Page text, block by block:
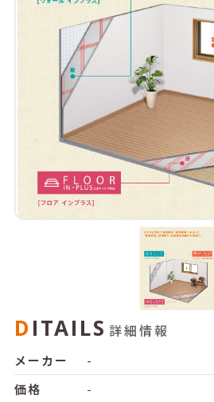
DITAILS 詳細情報
メーカー
-
価格
-